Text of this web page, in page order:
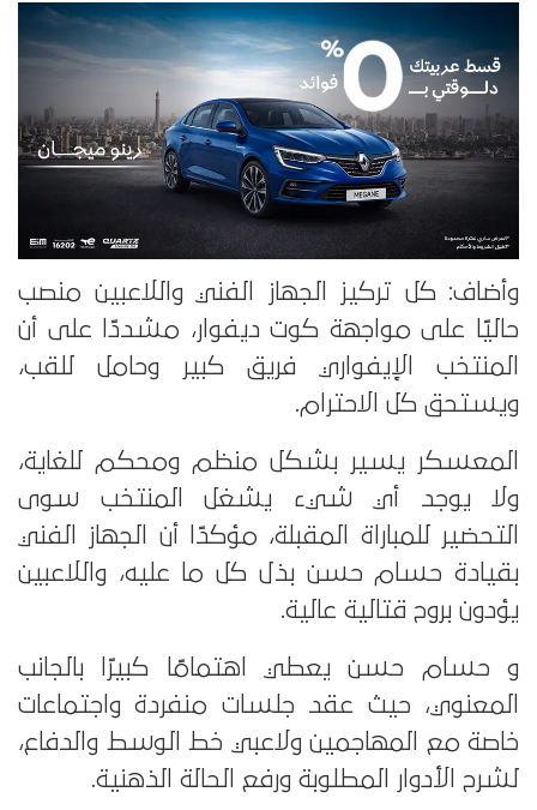
وأضاف: كل تركيز الجهاز الفني واللاعبين منصب
حاليًا على مواجهة كوت ديفوار، مشددًا على أن
المنتخب الإيفواري فريق كبير وحامل للقب،
ويستحق كل الاحترام.
المعسكر يسير بشكل منظم ومحكم للغاية،
ولا يوجد أي شيء يشغل المنتخب سوى
التحضير للمباراة المقبلة، مؤكدًا أن الجهاز الفني
بقيادة حسام حسن بذل كل ما عليه، واللاعبين
يؤدون بروح قتالية عالية.
و حسام حسن يعطي اهتمامًا كبيرًا بالجانب
المعنوي، حيث عقد جلسات منفردة واجتماعات
خاصة مع المهاجمين ولاعبي خط الوسط والدفاع،
لشرح الأدوار المطلوبة ورفع الحالة الذهنية.